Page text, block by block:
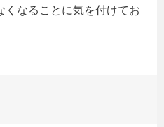
くなることに気を付けてお